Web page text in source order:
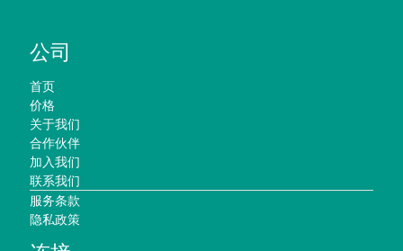
公司
首页
价格
关于我们
合作伙伴
加入我们
联系我们
服务条款
隐私政策